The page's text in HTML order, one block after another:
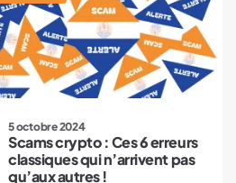
5 octobre 2024
Scams crypto : Ces 6 erreurs
classiques qui n’arrivent pas
qu’aux autres !